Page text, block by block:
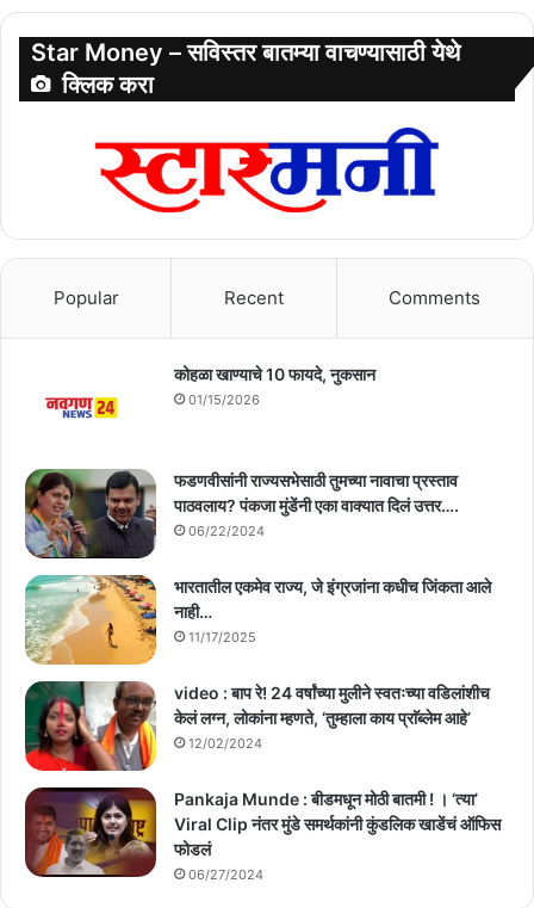
Star Money – सविस्तर बातम्या वाचण्यासाठी येथे
क्लिक करा
Popular Recent Comments
कोहळा खाण्याचे 10 फायदे, नुकसान
01/15/2026
फडणवीसांनी राज्यसभेसाठी तुमच्या नावाचा प्रस्ताव
पाठवलाय? पंकजा मुंडेंनी एका वाक्यात दिलं उत्तर….
06/22/2024
भारतातील एकमेव राज्य, जे इंग्रजांना कधीच जिंकता आले
नाही…
11/17/2025
video : बाप रे! 24 वर्षांच्या मुलीने स्वतःच्या वडिलांशीच
केलं लग्न, लोकांना म्हणते, ‘तुम्हाला काय प्राॅब्लेम आहे’
12/02/2024
Pankaja Munde : बीडमधून मोठी बातमी ! । ‘त्या’
Viral Clip नंतर मुंडे समर्थकांनी कुंडलिक खाडेंचं ऑफिस
फोडलं
06/27/2024